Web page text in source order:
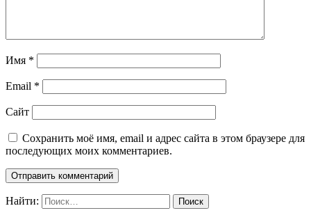
Имя *
Email *
Сайт
Сохранить моё имя, email и адрес сайта в этом браузере для
последующих моих комментариев.
Найти: